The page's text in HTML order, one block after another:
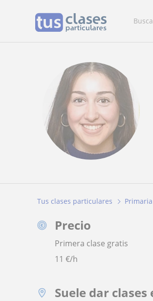
Tus clases particulares Primaria
Precio
Primera clase gratis
11 €/h
Suele dar clases